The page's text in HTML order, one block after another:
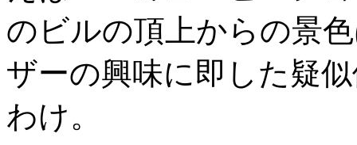
のビルの頂上からの景
ザーの興味に即した疑
わけ。